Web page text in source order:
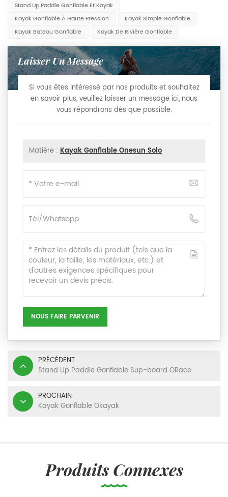
Stand Up Paddle Gonflable Et Kayak
Kayak Gonflable À Haute Pression
Kayak Simple Gonflable
Kayak Bateau Gonflable
Kayak De Rivière Gonflable
Laisser Un Message
Si vous êtes intéressé par nos produits et souhaitez
en savoir plus, veuillez laisser un message ici, nous
vous répondrons dès que possible.
Matière : Kayak Gonflable Onesun Solo
NOUS FAIRE PARVENIR
PRÉCÉDENT
Stand Up Paddle Gonflable Sup-board ORace
PROCHAIN
Kayak Gonflable Okayak
Produits Connexes